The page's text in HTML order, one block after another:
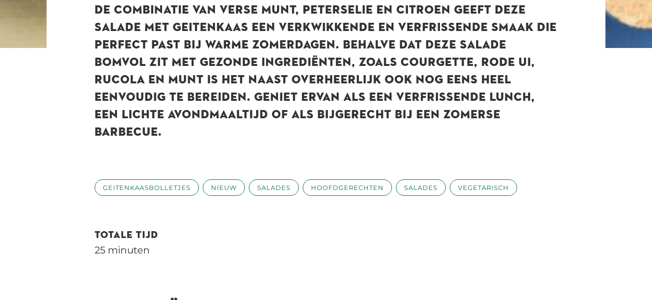
DE COMBINATIE VAN VERSE MUNT, PETERSELIE EN CITROEN GEEFT DEZE
SALADE MET GEITENKAAS EEN VERKWIKKENDE EN VERFRISSENDE SMAAK DIE
PERFECT PAST BIJ WARME ZOMERDAGEN. BEHALVE DAT DEZE SALADE
BOMVOL ZIT MET GEZONDE INGREDIËNTEN, ZOALS COURGETTE, RODE UI,
RUCOLA EN MUNT IS HET NAAST OVERHEERLIJK OOK NOG EENS HEEL
EENVOUDIG TE BEREIDEN. GENIET ERVAN ALS EEN VERFRISSENDE LUNCH,
EEN LICHTE AVONDMAALTIJD OF ALS BIJGERECHT BIJ EEN ZOMERSE
BARBECUE.
GEITENKAASBOLLETJES NIEUW SALADES HOOFDGERECHTEN SALADES VEGETARISCH
TOTALE TIJD
25 minuten